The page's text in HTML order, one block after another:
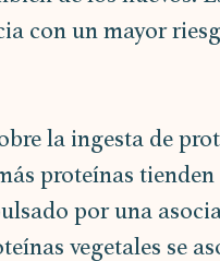
con un mayor
la ingesta de
proteínas
por una
vegetales se